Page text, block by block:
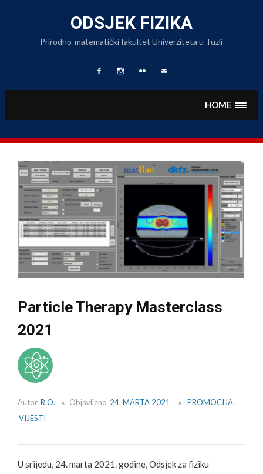
content
ODSJEK FIZIKA
Prirodno-matematički fakultet Univerziteta u Tuzli
Page
na
Albumnam
HOME
Particle Therapy Masterclass
2021
Autor R.O. Objavljeno 24. MARTA 2021. PROMOCIJA,
VIJESTI
U srijedu, 24. marta 2021. godine, Odsjek za fiziku